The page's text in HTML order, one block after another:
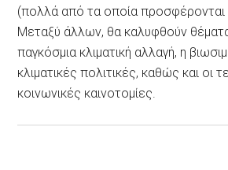
(πολλά από τα οποία προσφέρονται
Μεταξύ άλλων, θα καλυφθούν
παγκόσμια κλιματική αλλαγή, η
κλιματικές πολιτικές, καθώς και οι
κοινωνικές καινοτομίες.